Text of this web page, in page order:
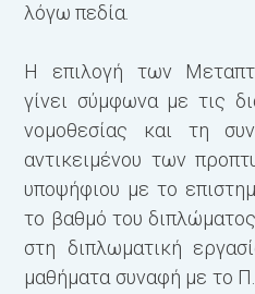
λόγω πεδία.
Η επιλογή των
γίνει σύμφωνα με τις
νομοθεσίας και τη
αντικειμένου των
υποψήφιου με το
το βαθμό του
στη διπλωματική
μαθήματα συναφή με το